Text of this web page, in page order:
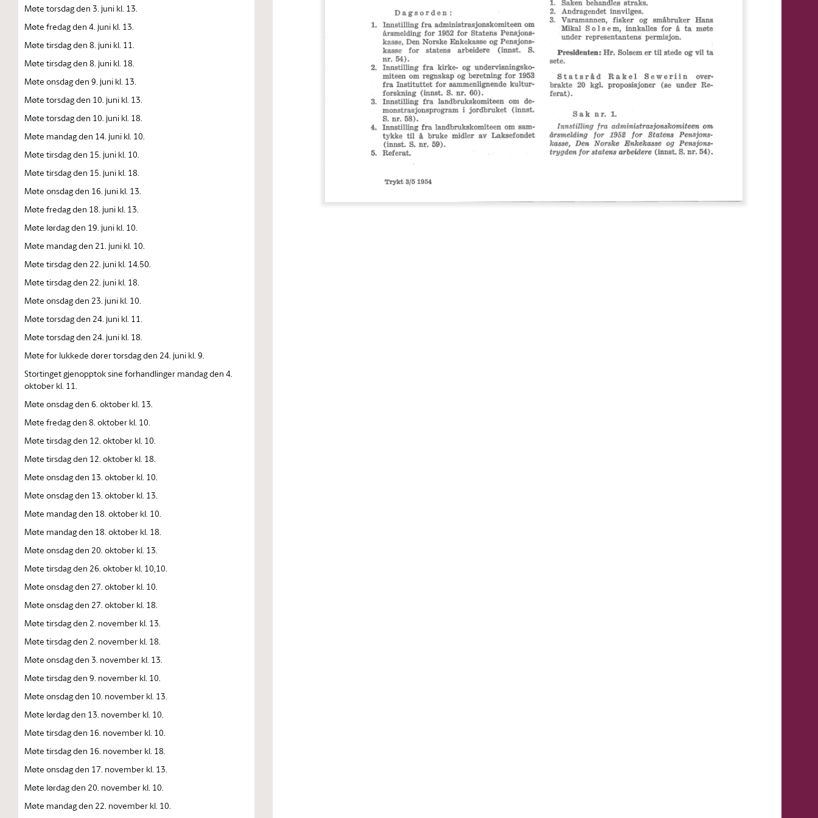
Møte torsdag den 3. juni kl. 13.
Møte fredag den 4. juni kl. 13.
Møte tirsdag den 8. juni kl. 11.
Møte tirsdag den 8. juni kl. 18.
Møte onsdag den 9. juni kl. 13.
Møte torsdag den 10. juni kl. 13.
Møte torsdag den 10. juni kl. 18.
Møte mandag den 14. juni kl. 10.
Møte tirsdag den 15. juni kl. 10.
Møte tirsdag den 15. juni kl. 18.
Møte onsdag den 16. juni kl. 13.
Møte fredag den 18. juni kl. 13.
Møte lørdag den 19. juni kl. 10.
Møte mandag den 21. juni kl. 10.
Møte tirsdag den 22. juni kl. 14.50.
Møte tirsdag den 22. juni kl. 18.
Møte onsdag den 23. juni kl. 10.
Møte torsdag den 24. juni kl. 11.
Møte torsdag den 24. juni kl. 18.
Møte for lukkede dører torsdag den 24. juni kl. 9.
Stortinget gjenopptok sine forhandlinger mandag den 4.
oktober kl. 11.
Møte onsdag den 6. oktober kl. 13.
Møte fredag den 8. oktober kl. 10.
Møte tirsdag den 12. oktober kl. 10.
Møte tirsdag den 12. oktober kl. 18.
Møte onsdag den 13. oktober kl. 10.
Møte onsdag den 13. oktober kl. 13.
Møte mandag den 18. oktober kl. 10.
Møte mandag den 18. oktober kl. 18.
Møte onsdag den 20. oktober kl. 13.
Møte tirsdag den 26. oktober kl. 10,10.
Møte onsdag den 27. oktober kl. 10.
Møte onsdag den 27. oktober kl. 18.
Møte tirsdag den 2. november kl. 13.
Møte tirsdag den 2. november kl. 18.
Møte onsdag den 3. november kl. 13.
Møte tirsdag den 9. november kl. 10.
Møte onsdag den 10. november kl. 13.
Møte lørdag den 13. november kl. 10.
Møte tirsdag den 16. november kl. 10.
Møte tirsdag den 16. november kl. 18.
Møte onsdag den 17. november kl. 13.
Møte lørdag den 20. november kl. 10.
Møte mandag den 22. november kl. 10.